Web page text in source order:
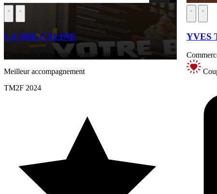
LA MIE CALINE
Commerce alimentaire de proximité
Meilleur accompagnement
TM2F 2024
YVES